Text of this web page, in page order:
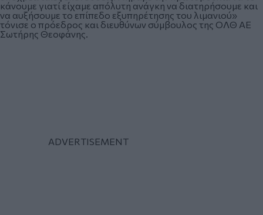
κάνουμε γιατί είχαμε απόλυτη ανάγκη να διατηρήσουμε και
να αυξήσουμε το επίπεδο εξυπηρέτησης του λιμανιού»
τόνισε ο πρόεδρος και διευθύνων σύμβουλος της ΟΛΘ ΑΕ
Σωτήρης Θεοφάνης.